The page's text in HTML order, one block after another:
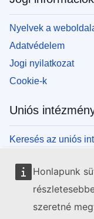
Honlapunk
szeretné
Nyelvek a
Adatvédelem
Jogi nyilatkozat
Cookie-k
Uniós
Keresés az uniós